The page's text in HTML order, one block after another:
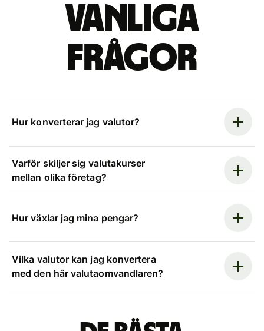
Vanliga
frågor
Hur konverterar jag valutor?
Varför skiljer sig valutakurser
mellan olika företag?
Hur växlar jag mina pengar?
Vilka valutor kan jag konvertera
med den här valutaomvandlaren?